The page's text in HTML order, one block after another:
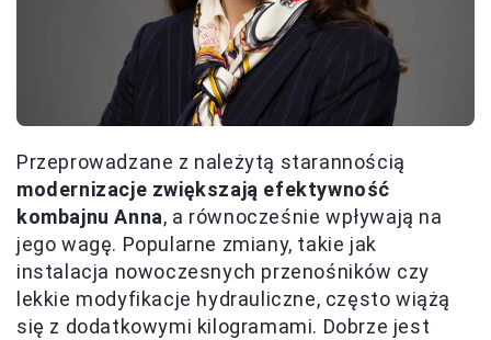
Przeprowadzane z należytą starannością
modernizacje zwiększają efektywność
kombajnu Anna, a równocześnie wpływają na
jego wagę. Popularne zmiany, takie jak
instalacja nowoczesnych przenośników czy
lekkie modyfikacje hydrauliczne, często wiążą
się z dodatkowymi kilogramami. Dobrze jest